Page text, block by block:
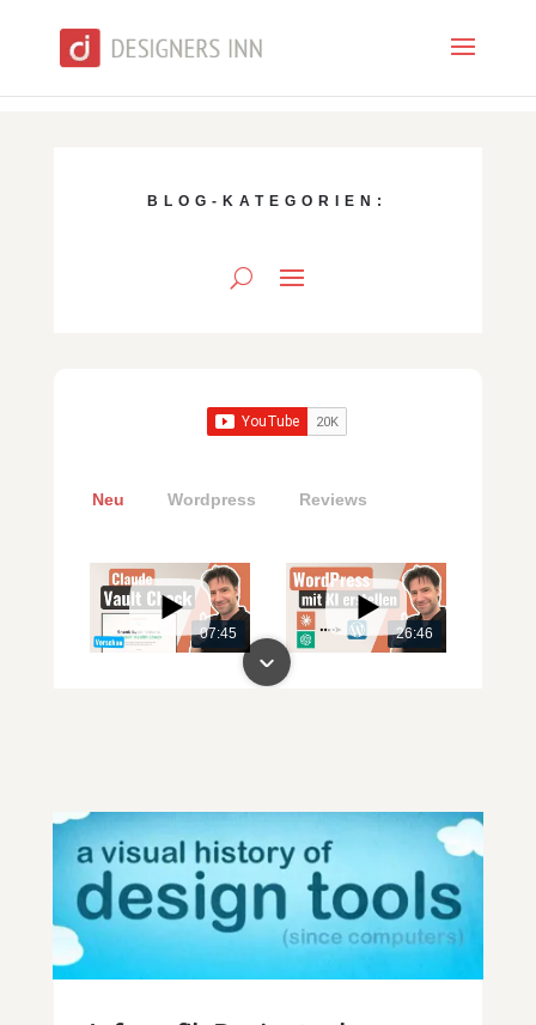
BLOG-KATEGORIEN:
Neu Wordpress Reviews
07:45 26:46